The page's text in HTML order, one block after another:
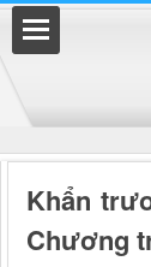
Khẩn
Chương
Đã kết nối